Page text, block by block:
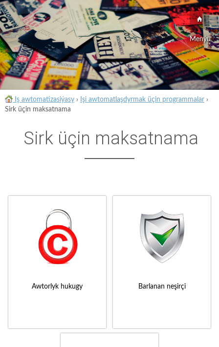
Menýu
Iş awtomatizasiýasy › Işi awtomatlaşdyrmak üçin programmalar ›
Sirk üçin maksatnama
Sirk üçin maksatnama
Awtorlyk hukugy Barlanan neşirçi